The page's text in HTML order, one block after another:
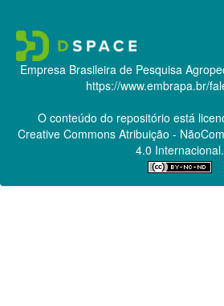
Empresa Brasileira de Pesquisa
https://www.embrapa.br/
O conteúdo do repositório está
Creative CommonsAtribuição -
4.0 Internacional.